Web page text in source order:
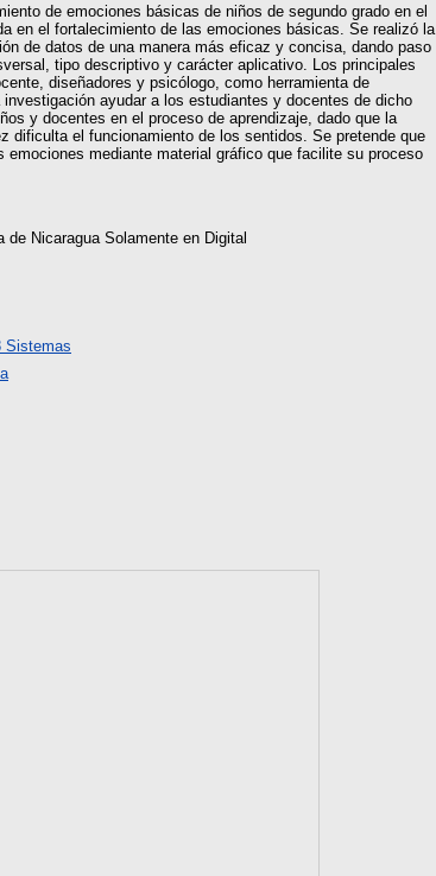
de emociones básicas de niños de segundo grado en el
en el fortalecimiento de las emociones básicas. Se realizó la
de datos de una manera más eficaz y concisa, dando paso
tipo descriptivo y carácter aplicativo. Los principales
diseñadores y psicólogo, como herramienta de
ayudar a los estudiantes y docentes de dicho
y docentes en el proceso de aprendizaje, dado que la
dificulta el funcionamiento de los sentidos. Se pretende que
mediante material gráfico que facilite su proceso
Nicaragua Solamente en Digital
Sistemas